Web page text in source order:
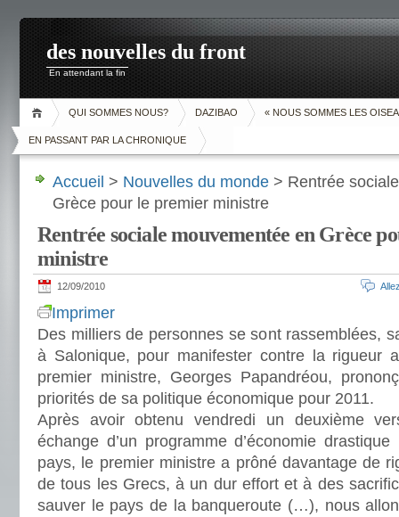
des nouvelles du front
En attendant la fin
QUI SOMMES NOUS? DAZIBAO « NOUS SOMMES LES
EN PASSANT PAR LA CHRONIQUE
Accueil > Nouvelles du monde > Rentrée
Grèce pour le premier ministre
Rentrée sociale mouvementée en Grèce
ministre
12/09/2010
Imprimer
Des milliers de personnes se sont rassemblées,
à Salonique, pour manifester contre la rigueur
premier ministre, Georges Papandréou,
priorités de sa politique économique pour 2011.
Après avoir obtenu vendredi un deuxième
échange d’un programme d’économie
pays, le premier ministre a prôné davantage de
de tous les Grecs, à un dur effort et à des
sauver le pays de la banqueroute (…), nous